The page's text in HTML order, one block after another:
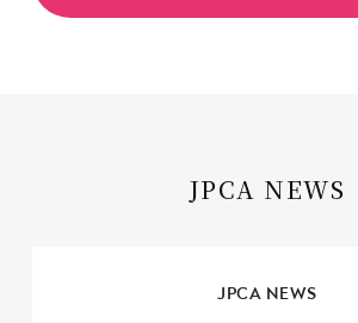
JPCA NEWS
JPCA NEWS